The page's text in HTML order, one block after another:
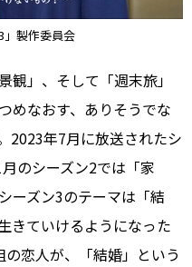
製作委員会
観」、そして「週末旅」
めなおす、ありそうでな
2023年7月に放送されたシ
のシーズン2では「家
ーズン3のテーマは「結
きていけるようになった
恋人が、「結婚」という